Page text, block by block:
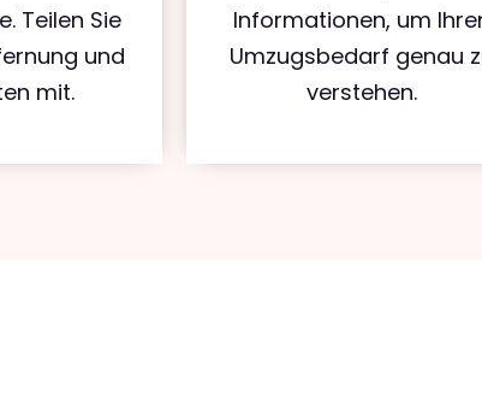
Teilen Sie
und
mit.
Informationen, um
Umzugsbedarf genau
verstehen.